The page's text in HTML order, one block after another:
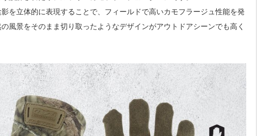
を立体的に表現することで、フィールドで高いカモフラージュ性能を発
風景をそのまま切り取ったようなデザインがアウトドアシーンでも高く